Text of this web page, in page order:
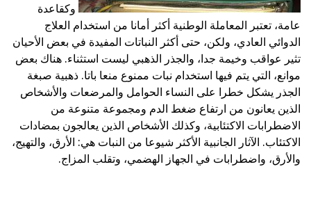
وكقاعدة
عامة، تعتبر المعاملة الوطنية أكثر أمانا من استخدام العلاج
الدوائي العادي، ولكن، حتى أكثر النباتات المفيدة في بعض الأحيان
تثير عواقب وخيمة جدا، والجذر الذهبي ليست استثناء. هناك بعض
موانع، التي يتم فيها استخدام نبات ممنوع منعا باتا. ذهبية صبغة
الجذر يشكل خطرا على النساء الحوامل والمرضعات والأشخاص
الذين يعانون من ارتفاع ضغط الدم ومجموعة متنوعة من
الاضطرابات الاكتئابية، وكذلك الأشخاص الذين يعالجون بمضادات
الاكتئاب. الآثار الجانبية الأكثر شيوعا من النبات هي: الأرق، والتهيج،
والأرق، واضطرابات في الجهاز الهضمي، وتقلب المزاج.